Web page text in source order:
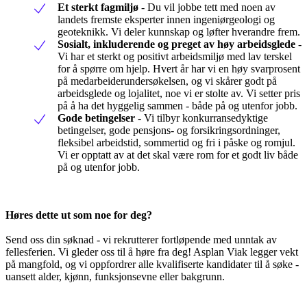
Et sterkt fagmiljø - Du vil jobbe tett med noen av
landets fremste eksperter innen ingeniørgeologi og
geoteknikk. Vi deler kunnskap og løfter hverandre frem.
Sosialt, inkluderende og preget av høy arbeidsglede -
Vi har et sterkt og positivt arbeidsmiljø med lav terskel
for å spørre om hjelp. Hvert år har vi en høy svarprosent
på medarbeiderundersøkelsen, og vi skårer godt på
arbeidsglede og lojalitet, noe vi er stolte av. Vi setter pris
på å ha det hyggelig sammen - både på og utenfor jobb.
Gode betingelser - Vi tilbyr konkurransedyktige
betingelser, gode pensjons- og forsikringsordninger,
fleksibel arbeidstid, sommertid og fri i påske og romjul.
Vi er opptatt av at det skal være rom for et godt liv både
på og utenfor jobb.
Høres dette ut som noe for deg?
Send oss din søknad - vi rekrutterer fortløpende med unntak av
fellesferien. Vi gleder oss til å høre fra deg! Asplan Viak legger vekt
på mangfold, og vi oppfordrer alle kvalifiserte kandidater til å søke -
uansett alder, kjønn, funksjonsevne eller bakgrunn.